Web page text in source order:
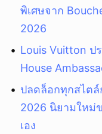
พิเศษจาก
2026
Louis Vuitton ป
House
ปลดล็อกทุกสไตล์
2026 นิยามใหม่
เอง